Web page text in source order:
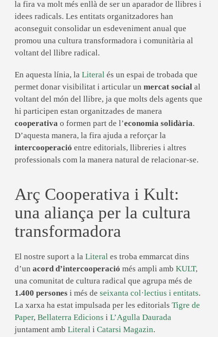
la fira va molt més enllà de ser un aparador de llibres i
idees radicals. Les entitats organitzadores han
aconseguit consolidar un esdeveniment anual que
promou una cultura transformadora i comunitària al
voltant del llibre radical.
En aquesta línia, la Literal és un espai de trobada que
permet donar visibilitat i articular un mercat social al
voltant del món del llibre, ja que molts dels agents que
hi participen estan organitzades de manera
cooperativa o formen part de l’economia solidària.
D’aquesta manera, la fira ajuda a reforçar la
intercooperació entre editorials, llibreries i altres
professionals com la manera natural de relacionar-se.
Arç Cooperativa i Kult:
una aliança per la cultura
transformadora
El nostre suport a la Literal es troba emmarcat dins
d’un acord d’intercooperació més ampli amb KULT,
una comunitat de cultura radical que agrupa més de
1.400 persones i més de seixanta col·lectius i entitats.
La xarxa ha estat impulsada per les editorials Tigre de
Paper, Bellaterra Edicions i L’Agulla Daurada
juntament amb Literal i Catarsi Magazin.